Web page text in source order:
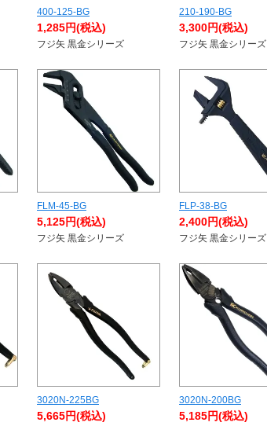
400-125-BG
1,285円(税込)
フジ矢 黒金シリーズ
210-190-BG
3,300円(税込)
フジ矢 黒金シリーズ
FLM-45-BG
5,125円(税込)
フジ矢 黒金シリーズ
FLP-38-BG
2,400円(税込)
フジ矢 黒金シリーズ
3020N-225BG
5,665円(税込)
3020N-200BG
5,185円(税込)